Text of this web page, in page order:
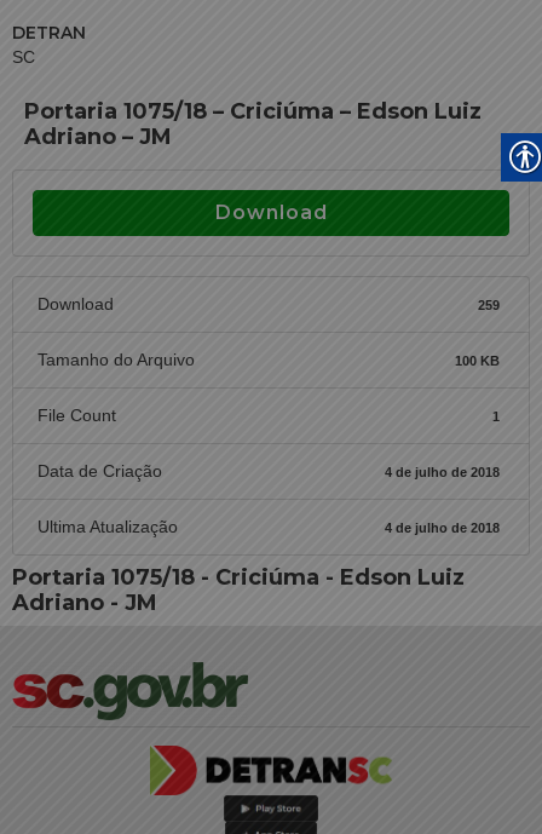
DETRAN
SC
Portaria 1075/18 – Criciúma – Edson Luiz
Adriano – JM
Download
Download 259
Tamanho do Arquivo 100 KB
File Count 1
Data de Criação 4 de julho de 2018
Ultima Atualização 4 de julho de 2018
Portaria 1075/18 - Criciúma - Edson Luiz
Adriano - JM